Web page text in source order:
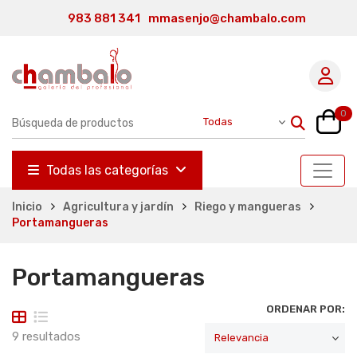
983 881 341 mmasenjo@chambalo.com
0
Todas las categorías
Inicio Agricultura y jardín
Riego y mangueras
Portamangueras
Portamangueras
9 resultados
ORDENAR POR: